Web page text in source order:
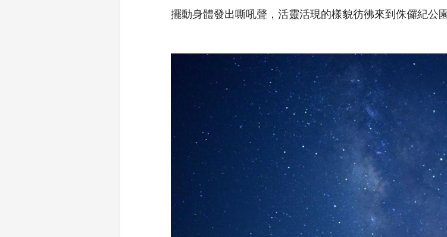
擺動身體發出嘶吼聲，活靈活現的樣貌彷彿來到侏儸紀公園